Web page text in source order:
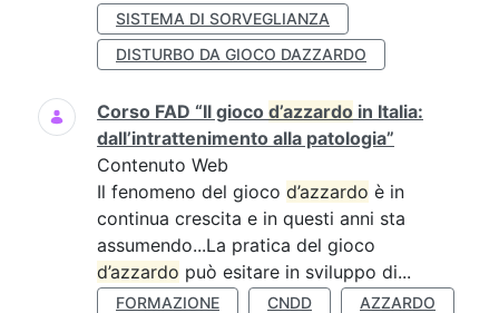
SISTEMA DI SORVEGLIANZA
DISTURBO DA GIOCO DAZZARDO
Corso FAD “Il gioco d’azzardo in Italia:
dall’intrattenimento alla patologia”
Contenuto Web
Il fenomeno del gioco d’azzardo è in
continua crescita e in questi anni sta
assumendo...La pratica del gioco
d’azzardo può esitare in sviluppo di...
FORMAZIONE CNDD
AZZARDO